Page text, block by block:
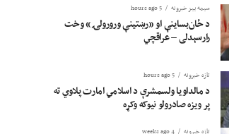
سیمه ییز خبرونه 5 hours ago
د ځان‌بساینې او «رښتینې ورورولۍ» وخت
رارسېدلی – عراقچي
تازه خبرونه 5 hours ago
د مالداویا ولسمشرې د اسلامي امارت پلاوي ته
پر ویزه صادرولو نیوکه وکړه
تازه خبرونه 4 weeks ago